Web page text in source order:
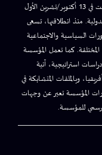
مؤسسة إعلامية وبحثية مستقلة ماليًا وإداريًا، تأسست في 13 أكتوبر/تشرين الأول
منذ انطلاقتها، تسعى
السياسية والاجتماعية
المختلفة. كما تعمل المؤسسة
استراتيجية، آنية
وبالملفات المتشابكة في
المؤسسة تعبر عن وجهات
للمؤسسة.